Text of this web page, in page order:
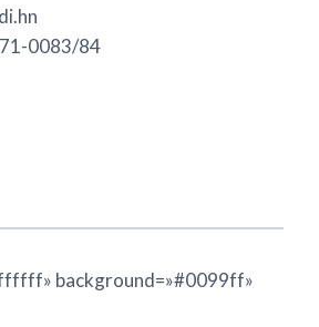
0083/84
background=»#0099ff»